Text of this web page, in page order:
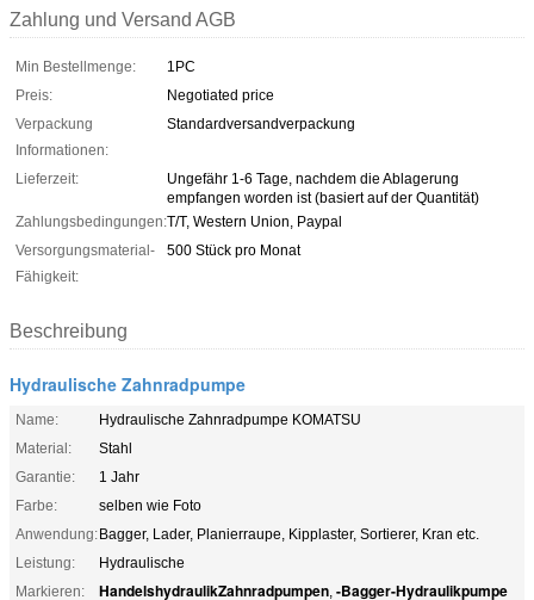
Zahlung und Versand AGB
Min Bestellmenge:
1PC
Preis:
Negotiated price
Verpackung
Informationen:
Standardversandverpackung
Lieferzeit:
Ungefähr 1-6 Tage, nachdem die Ablagerung
empfangen worden ist (basiert auf der Quantität)
Zahlungsbedingungen:T/T, Western Union, Paypal
Versorgungsmaterial-
Fähigkeit:
500 Stück pro Monat
Beschreibung
Hydraulische Zahnradpumpe
Name:
Hydraulische Zahnradpumpe KOMATSU
Material:
Stahl
Garantie:
1 Jahr
Farbe:
selben wie Foto
Anwendung:Bagger, Lader, Planierraupe, Kipplaster, Sortierer, Kran etc.
Leistung:
Hydraulische
Markieren:
HandelshydraulikZahnradpumpen, -Bagger-Hydraulikpumpe